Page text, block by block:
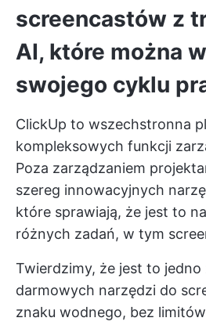
screencastów z
AI, które można
swojego cyklu
ClickUp to wszechstronna
kompleksowych funkcji
Poza zarządzaniem
szereg innowacyjnych
które sprawiają, że jest to
różnych zadań, w tym
Twierdzimy, że jest to jedno
darmowych narzędzi do
znaku wodnego, bez